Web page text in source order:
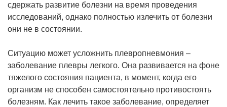
сдержать развитие болезни на время проведения
исследований, однако полностью излечить от болезни
они не в состоянии.
Ситуацию может усложнить плевропневмония –
заболевание плевры легкого. Она развивается на фоне
тяжелого состояния пациента, в момент, когда его
организм не способен самостоятельно противостоять
болезням. Как лечить такое заболевание, определяет